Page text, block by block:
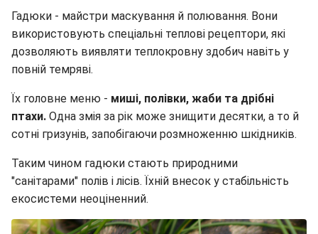
Гадюки - майстри маскування й полювання. Вони
використовують спеціальні теплові рецептори, які
дозволяють виявляти теплокровну здобич навіть у
повній темряві.
Їх головне меню - миші, полівки, жаби та дрібні
птахи. Одна змія за рік може знищити десятки, а то й
сотні гризунів, запобігаючи розмноженню шкідників.
Таким чином гадюки стають природними
"санітарами" полів і лісів. Їхній внесок у стабільність
екосистеми неоціненний.